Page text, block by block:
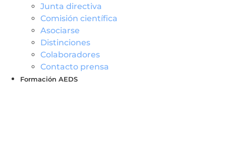
Junta directiva
Comisión científica
Asociarse
Distinciones
Colaboradores
Contacto prensa
Formación AEDS